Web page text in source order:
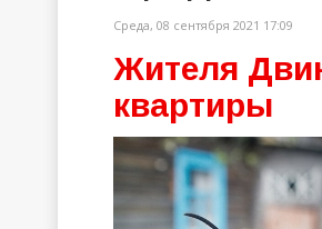
Среда, 08 сентября 2021 17:09
Жителя
квартиры